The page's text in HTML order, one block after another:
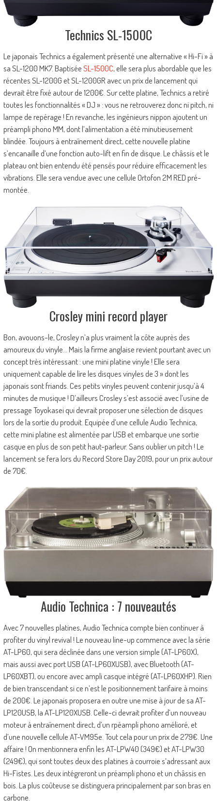
Technics SL-1500C
Le japonais Technics a également présenté une alternative « Hi-Fi » à
sa SL-1200 MK7. BaptiséeSL-1500C, elle sera plus abordable que les
récentes SL-1200G et SL-1200GR avec un prix de lancement qui
devrait être fixé autour de 1200€. Sur cette platine, Technics a retiré
toutes les fonctionnalités « DJ » : vous ne retrouverez donc ni pitch, ni
lampe de repérage ! En revanche, les ingénieurs nippon ajoutent un
préampli phono MM, dont l’alimentation a été minutieusement
blindée. Toujours à entraînement direct, cette nouvelle platine
s’encanaille d’une fonction auto-lift en fin de disque. Le châssis et le
plateau ont bien entendu été pensés pour réduire efficacement les
vibrations. Elle sera vendue avec une cellule Ortofon 2M RED pré-
montée.
Crosley mini record player
Bon, avouons-le, Crosley n’a plus vraiment la côte auprès des
amoureux du vinyle… Mais la firme anglaise revient pourtant avec un
concept très intéressant : une mini platine vinyle ! Elle sera
uniquement capable de lire les disques vinyles de 3 » dont les
japonais sont friands. Ces petits vinyles peuvent contenir jusqu’à 4
minutes de musique ! D’ailleurs Crosley s’est associé avec l’usine de
pressage Toyokasei qui devrait proposer une sélection de disques
lors de la sortie du produit. Equipée d’une cellule Audio Technica,
cette mini platine est alimentée par USB et embarque une sortie
casque en plus de son petit haut-parleur. Sans oublier un pitch ! Le
lancement se fera lors du Record Store Day 2019, pour un prix autour
de 70€.
Audio Technica : 7 nouveautés
Avec 7 nouvelles platines, Audio Technica compte bien continuer à
profiter du vinyl revival ! Le nouveau line-up commence avec la série
AT-LP60, qui sera déclinée dans une version simple (AT-LP60X),
mais aussi avec port USB (AT-LP60XUSB), avec Bluetooth (AT-
LP60XBT), ou encore avec ampli casque intégré (AT-LP60XHP). Rien
de bien transcendant si ce n’est le positionnement tarifaire à moins
de 200€. Le japonais proposera en outre une mise à jour de sa AT-
LP120USB, la AT-LP120XUSB. Celle-ci devrait profiter d’un nouveau
moteur à entraînement direct, d’un rpéampli phono amélioré, et
d’une nouvelle cellule AT-VM95e. Tout cela pour un prix de 279€. Une
affaire ! On mentionnera enfin les AT-LPW40 (349€) et AT-LPW30
(249€), qui sont toutes deux des platines à courroie s’adressant aux
Hi-Fistes. Les deux intégreront un préampli phono et un châssis en
bois. La plus coûteuse se distinguera principalement par son bras en
carbone.